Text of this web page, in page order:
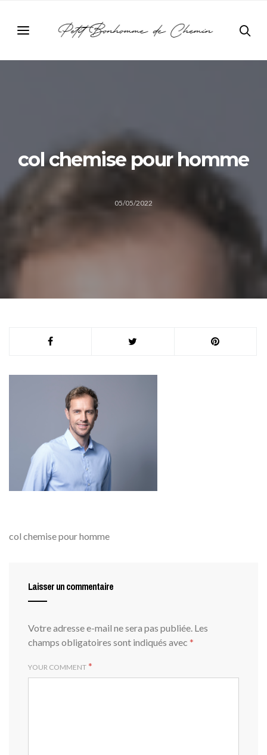
col chemise pour homme
05/05/2022
col chemise pour homme
Laisser un commentaire
Votre adresse e-mail ne sera pas publiée. Les
champs obligatoires sont indiqués avec *
YOUR COMMENT *